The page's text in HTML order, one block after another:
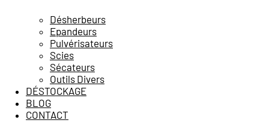
Désherbeurs
Epandeurs
Pulvérisateurs
Scies
Sécateurs
Outils Divers
DÉSTOCKAGE
BLOG
CONTACT